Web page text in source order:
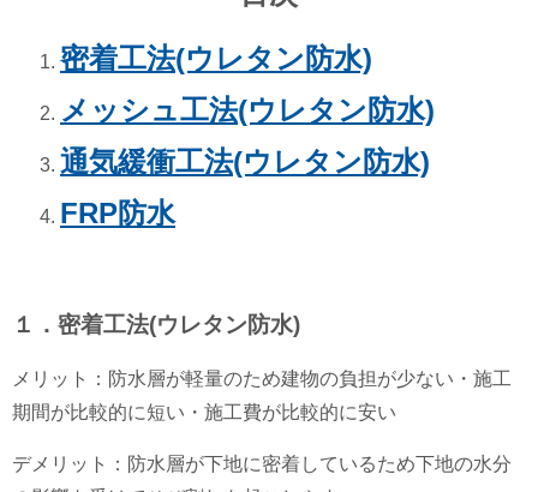
密着工法(ウレタン防水)
メッシュ工法(ウレタン防水)
通気緩衝工法(ウレタン防水)
FRP防水
１．密着工法(ウレタン防水)
メリット：防水層が軽量のため建物の負担が少ない・施工
期間が比較的に短い・施工費が比較的に安い
デメリット：防水層が下地に密着しているため下地の水分